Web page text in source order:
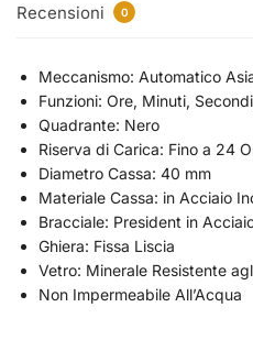
Recensioni 0
Meccanismo: Automatico
Funzioni: Ore, Minuti,
Quadrante: Nero
Riserva di Carica: Fino a 24
Diametro Cassa: 40 mm
Materiale Cassa: in Acciaio
Bracciale: President in
Ghiera: Fissa Liscia
Vetro: Minerale Resistente
Non Impermeabile All’Acqua